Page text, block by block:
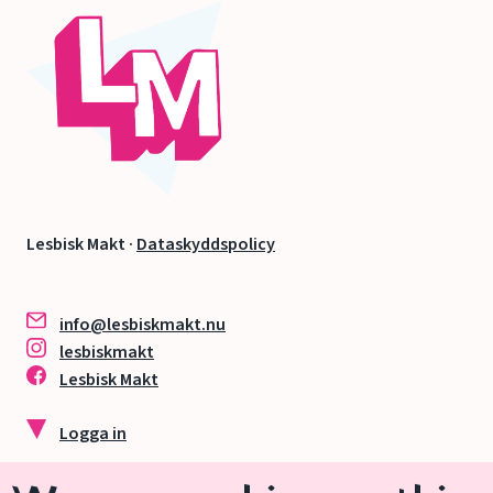
Lesbisk Makt · Dataskyddspolicy
info@lesbiskmakt.nu
lesbiskmakt
Lesbisk Makt
Logga in